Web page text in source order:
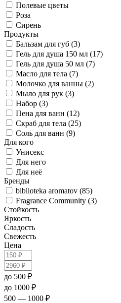
Полевые цветы
Роза
Сирень
Продукты
Бальзам для губ (3)
Гель для душа 150 мл (17)
Гель для душа 50 мл (7)
Масло для тела (7)
Молочко для ванны (2)
Мыло для рук (3)
Набор (3)
Пена для ванн (12)
Скраб для тела (25)
Соль для ванн (9)
Для кого
Унисекс
Для него
Для неё
Бренды
biblioteka aromatov (85)
Fragrance Community (3)
Стойкость
Яркость
Сладость
Свежесть
Цена
до 500 ₽
до 1000 ₽
500 — 1000 ₽